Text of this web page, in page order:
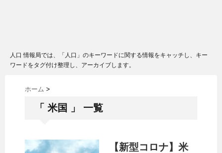
人口 情報局では、「人口」のキーワードに関する情報をキャッチし、キー
ワードをタグ付け整理し、アーカイブします。
ホーム >
「 米国 」 一覧
【新型コロナ】米